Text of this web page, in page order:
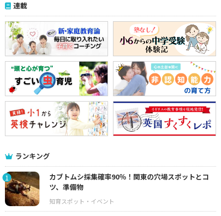
連載
ランキング
1
カブトムシ採集確率90％！関東の穴場スポットとコ
ツ、準備物